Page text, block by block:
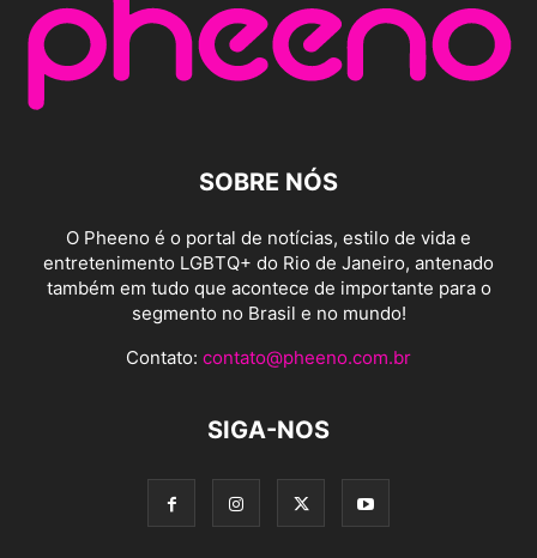
SOBRE NÓS
O Pheeno é o portal de notícias, estilo de vida e
entretenimento LGBTQ+ do Rio de Janeiro, antenado
também em tudo que acontece de importante para o
segmento no Brasil e no mundo!
Contato: contato@pheeno.com.br
SIGA-NOS